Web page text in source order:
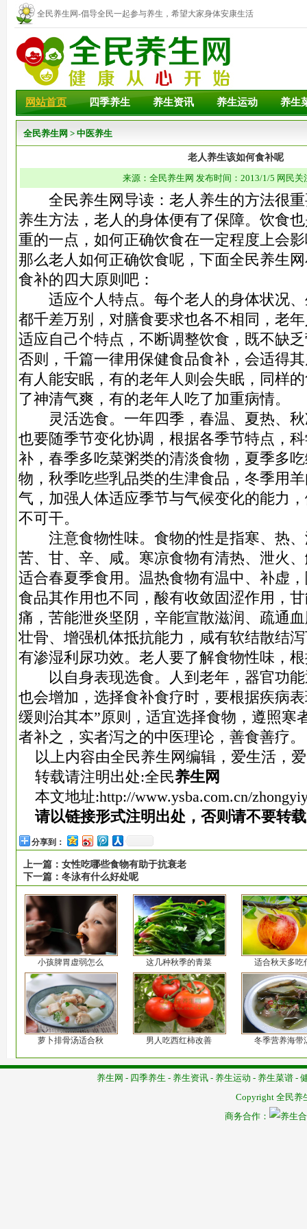
全民养生网-倡导全民一起参与养生，希望大家身体安康生活
幸福！
网站首页 四季养生 养生资讯 养生运动 养生
全民养生网 > 中医养生
老人养生该如何食补呢
来源：全民养生网 发布时间：2013/1/5 网民关
全民养生网导读：老人养生的方法很重
养生方法，老人的身体便有了保障。饮食
重的一点，如何正确饮食在一定程度上会
那么老人如何正确饮食呢，下面全民养生
食补的四大原则吧：
适应个人特点。每个老人的身体状况、
都千差万别，对膳食要求也各不相同，老
适应自己个特点，不断调整饮食，既不缺
否则，千篇一律用保健食品食补，会适得
有人能安眠，有的老年人则会失眠，同样
了神清气爽，有的老年人吃了加重病情。
灵活选食。一年四季，春温、夏热、秋
也要随季节变化协调，根据各季节特点，
补，春季多吃菜粥类的清淡食物，夏季多
物，秋季吃些乳品类的生津食品，冬季用
气，加强人体适应季节与气候变化的能力
不可干。
注意食物性味。食物的性是指寒、热、
苦、甘、辛、咸。寒凉食物有清热、泄火
适合春夏季食用。温热食物有温中、补虚
食品其作用也不同，酸有收敛固涩作用，
痛，苦能泄炎坚阴，辛能宣散滋润、疏通
壮骨、增强机体抵抗能力，咸有软结散结
有渗湿利尿功效。老人要了解食物性味，
以自身表现选食。人到老年，器官功能
也会增加，选择食补食疗时，要根据疾病
缓则治其本”原则，适宜选择食物，遵照寒
者补之，实者泻之的中医理论，善食善疗。
以上内容由全民养生网编辑，爱生活，
转载请注明出处:全民养生网
本文地址:http://www.ysba.com.cn/
请以链接形式注明出处，否则请不要转
分享到：
上一篇： 女性吃哪些食物有助于抗衰老
下一篇： 冬泳有什么好处呢
小孩脾胃虚弱怎么 这几种秋季的青菜 适合秋天多吃
萝卜排骨汤适合秋 男人吃西红柿改善 冬季营养海带
养生网 - 四季养生 - 养生资讯 - 养生运动 - 养生菜谱 -
Copyright 全民养
商务合作：